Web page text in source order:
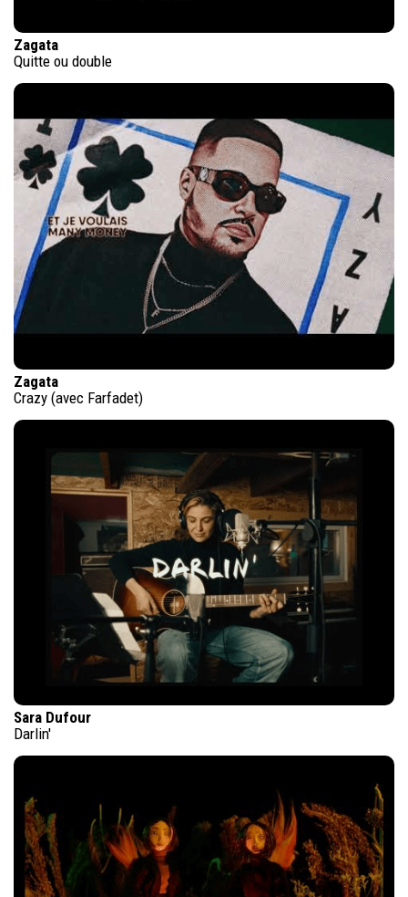
Zagata
Quitte ou double
Zagata
Crazy (avec Farfadet)
Sara Dufour
Darlin'